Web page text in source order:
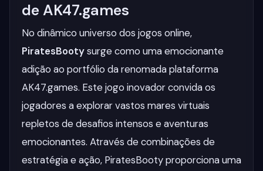
de AK47.games
No dinâmico universo dos jogos online,
PiratesBootysurge como uma emocionante
adição ao portfólio da renomada plataforma
AK47.games. Este jogo inovador convida os
jogadores a explorar vastos mares virtuais
repletos de desafios intensos e aventuras
emocionantes. Através de combinações de
estratégia e ação, PiratesBooty proporciona uma